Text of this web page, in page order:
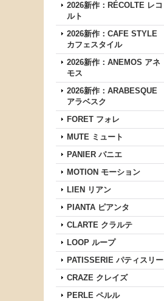
2026新作：RÉCOLTE レコ
ルト
2026新作：CAFE STYLE
カフェスタイル
2026新作：ANEMOS アネ
モス
2026新作：ARABESQUE
アラベスク
FORET フォレ
MUTE ミュート
PANIER パニエ
MOTION モーション
LIEN リアン
PIANTA ピアンタ
CLARTE クラルテ
LOOP ループ
PATISSERIE パティスリー
CRAZE クレイズ
PERLE ペルル